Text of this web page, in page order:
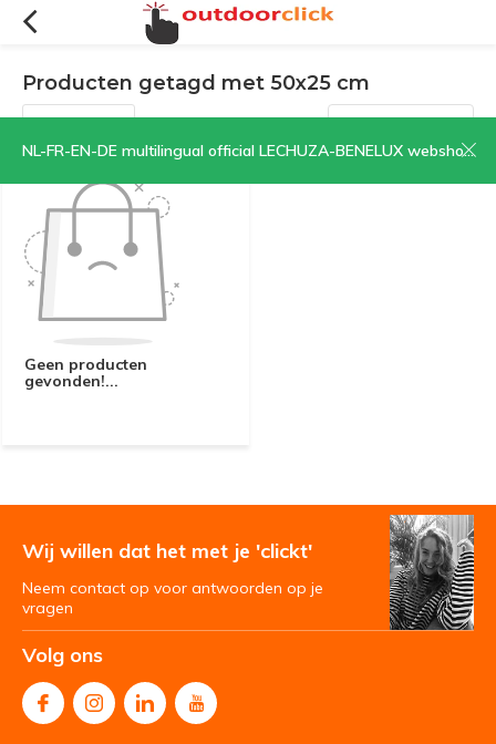
NL-FR-EN-DE multilingual official LECHUZA-BENELUX webshop | CLICK HERE NOW!
Producten getagd met 50x25 cm
Filters Sorteren op:
Geen producten
gevonden!...
Wij willen dat het met je 'clickt'
Neem contact op voor antwoorden op je
vragen
Volg ons